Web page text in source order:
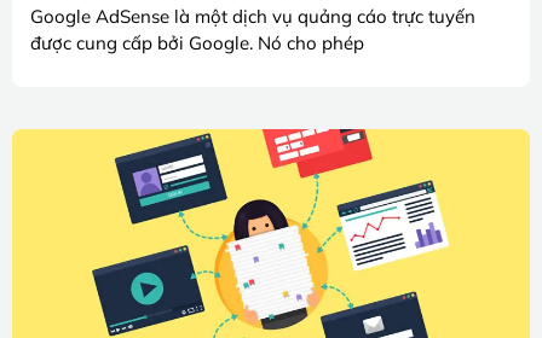
Google AdSense là một dịch vụ quảng cáo trực tuyến
được cung cấp bởi Google. Nó cho phép